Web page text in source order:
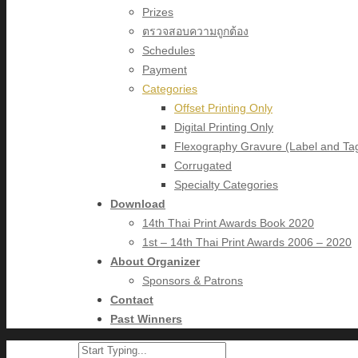
Prizes
ตรวจสอบความถูกต้อง
Schedules
Payment
Categories
Offset Printing Only
Digital Printing Only
Flexography Gravure (Label and
Corrugated
Specialty Categories
Download
14th Thai Print Awards Book 2020
1st – 14th Thai Print Awards 2006 – 2020
About Organizer
Sponsors & Patrons
Contact
Past Winners